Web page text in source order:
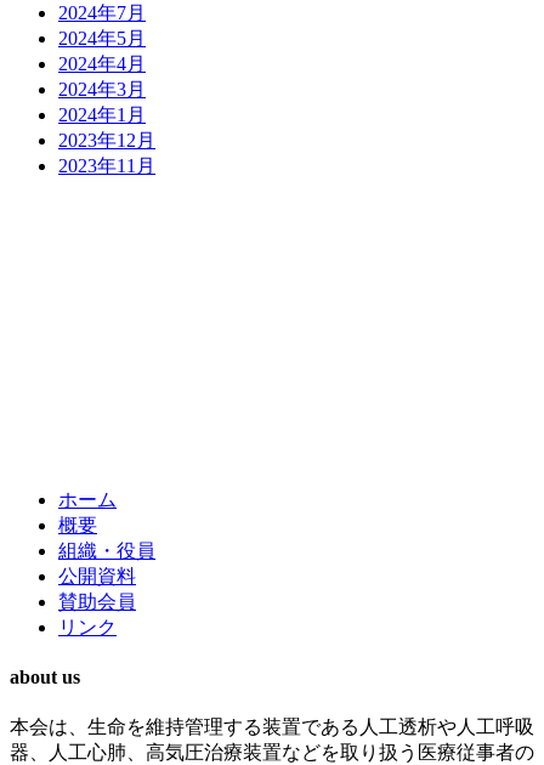
2024年7月
2024年5月
2024年4月
2024年3月
2024年1月
2023年12月
2023年11月
ホーム
概要
組織・役員
公開資料
賛助会員
リンク
about us
本会は、生命を維持管理する装置である人工透析や人工呼吸
器、人工心肺、高気圧治療装置などを取り扱う医療従事者の